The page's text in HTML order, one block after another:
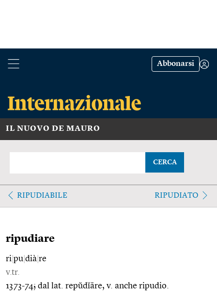
Abbonarsi
IL NUOVO DE MAURO
CERCA
RIPUDIABILE RIPUDIATO
ripudiare
ri pu dià re
v.tr.
1373-74; dal lat. repŭdĭāre, v. anche ripudio.